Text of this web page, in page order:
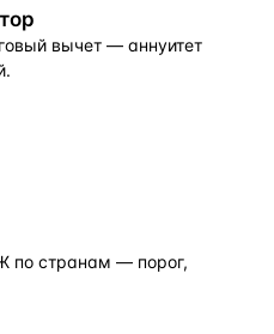
вычет — аннуитет
по странам — порог,